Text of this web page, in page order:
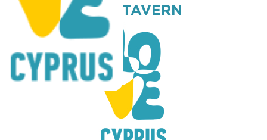
STEFANOS FISH TAVERN